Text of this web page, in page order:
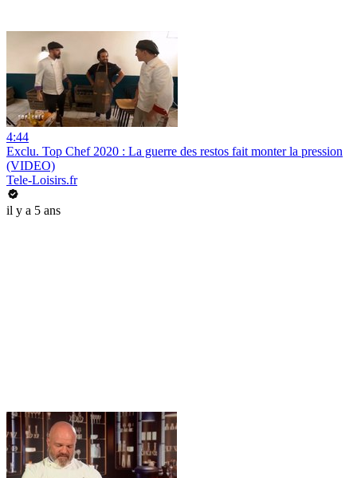
4:44
Exclu. Top Chef 2020 : La guerre des restos fait monter la pression
(VIDEO)
Tele-Loisirs.fr
il y a 5 ans